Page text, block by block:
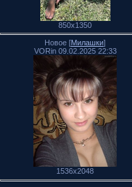
850x1350
Новое [Милашки]
VORin 09.02.2025 22:33
1536x2048